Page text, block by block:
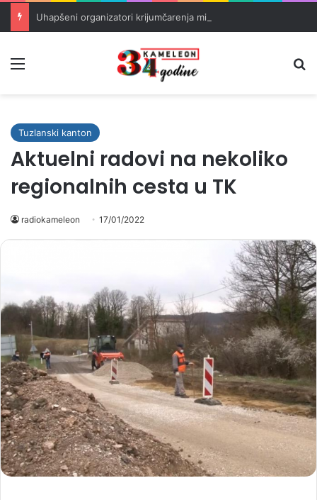
Tuzlanski kanton
Aktuelni radovi na nekoliko
regionalnih cesta u TK
radiokameleon 17/01/2022